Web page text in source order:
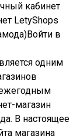
кабинет
LetyShops
в
одним
ежегодным
магазин
В настоящее
магазина